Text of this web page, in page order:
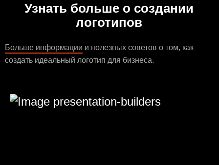
Узнать больше о создании
логотипов
Больше информации и полезных советов о том, как
создать идеальный логотип для бизнеса.